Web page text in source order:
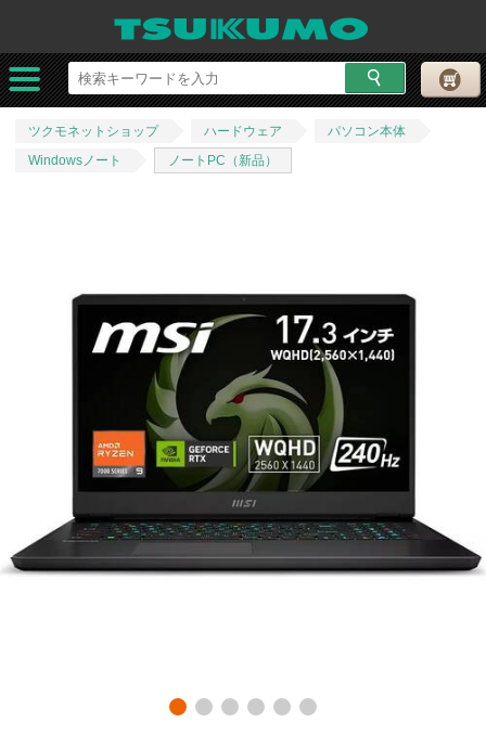
ツクモネットショップ ハードウェア
パソコン本体
Windowsノート
ノートPC（新品）